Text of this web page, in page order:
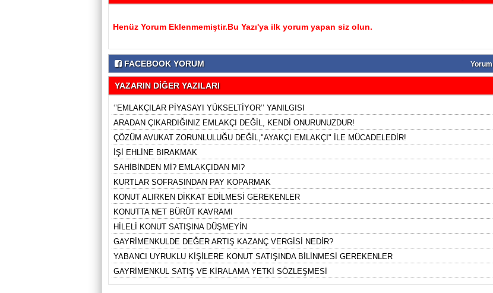
Henüz Yorum Eklenmemiştir.Bu Yazı'ya ilk yorum yapan siz olun.
FACEBOOK YORUM Yorum
YAZARIN DİĞER YAZILARI
‘’EMLAKÇILAR PİYASAYI YÜKSELTİYOR’’ YANILGISI
ARADAN ÇIKARDIĞINIZ EMLAKÇI DEĞİL, KENDİ ONURUNUZDUR!
ÇÖZÜM AVUKAT ZORUNLULUĞU DEĞİL,"AYAKÇI EMLAKÇI" İLE MÜCADELEDİR!
İŞİ EHLİNE BIRAKMAK
SAHİBİNDEN Mİ? EMLAKÇIDAN MI?
KURTLAR SOFRASINDAN PAY KOPARMAK
KONUT ALIRKEN DİKKAT EDİLMESİ GEREKENLER
KONUTTA NET BÜRÜT KAVRAMI
HİLELİ KONUT SATIŞINA DÜŞMEYİN
GAYRİMENKULDE DEĞER ARTIŞ KAZANÇ VERGİSİ NEDİR?
YABANCI UYRUKLU KİŞİLERE KONUT SATIŞINDA BİLİNMESİ GEREKENLER
GAYRİMENKUL SATIŞ VE KİRALAMA YETKİ SÖZLEŞMESİ